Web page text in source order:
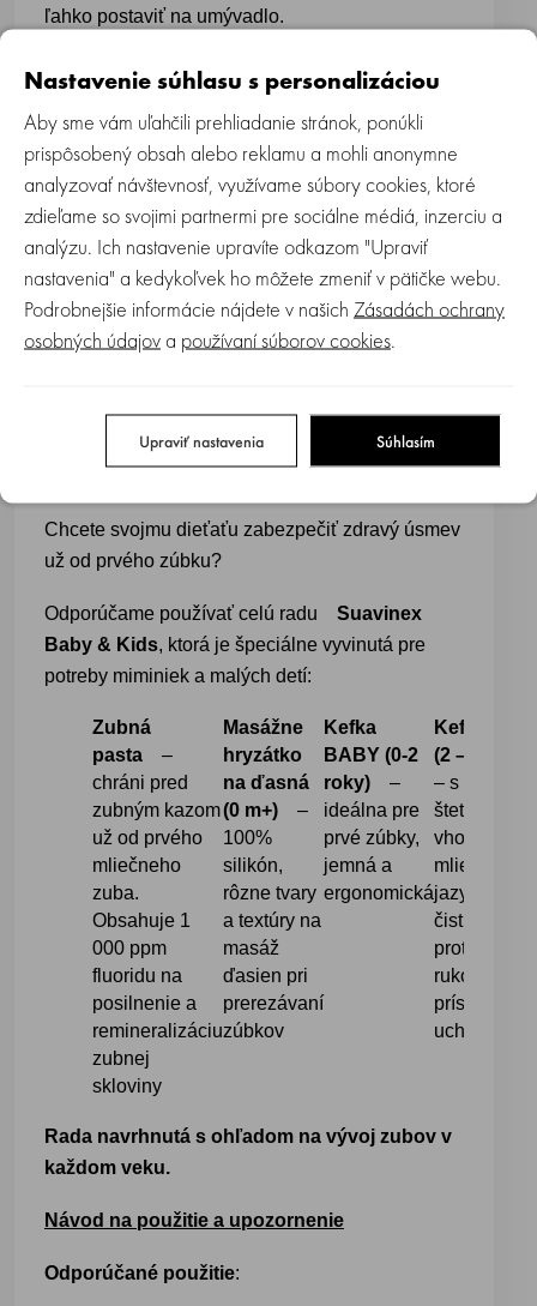
ľahko postaviť na umývadlo.
Perfektná pre každodennú starostlivosť o
Suavinex zubná starostlivosť pre bábätká a deti
je navrhnutá tak, aby poskytovala ochranu od
prvého zúbku a podporovala zdravý vývoj. Je
šetrná k detským ďasnám aj zubom.
Vyvinutá v spolupráci s odborníkom na detskú
stomatológiu, aby sa zabezpečila maximálna
Kompletná starostlivosť o detské zúbky –
Chcete svojmu dieťaťu zabezpečiť zdravý úsmev
už od prvého zúbku?
Odporúčame používať celú radu Suavinex
Baby & Kids, ktorá je špeciálne vyvinutá pre
potreby miminiek a malých detí:
Zubná
pasta –
chráni pred
zubným kazom
už od prvého
mliečneho
zuba.
Obsahuje 1
000 ppm
fluoridu na
posilnenie a
remineralizáciu
zubnej
skloviny
Masážne
hryzátko
na ďasná
(0 m+) –
100%
silikón,
rôzne tvary
a textúry na
masáž
ďasien pri
prerezávaní
zúbkov
Kefka
BABY (0-2
roky) –
ideálna pre
prvé zúbky,
jemná a
ergonomická
Kefka KIDS
(2 – 6
– s
štetinami
vhodnými
mliečne
jazykovým
čističom,
rukoväťou a
prísavkou
uchytenie
Rada navrhnutá s ohľadom na vývoj zubov v
každom veku.
Návod na použitie a upozornenie
Odporúčané použitie:
Nastavenie súhlasu s personalizáciou
Aby sme vám uľahčili prehliadanie stránok, ponúkli
prispôsobený obsah alebo reklamu a mohli anonymne
analyzovať návštevnosť, využívame súbory cookies, ktoré
zdieľame so svojimi partnermi pre sociálne médiá, inzerciu a
analýzu. Ich nastavenie upravíte odkazom "Upraviť
nastavenia" a kedykoľvek ho môžete zmeniť v pätičke webu.
Podrobnejšie informácie nájdete v našich Zásadách ochrany
osobných údajova používaní súborov cookies.
Upraviť nastavenia Súhlasím